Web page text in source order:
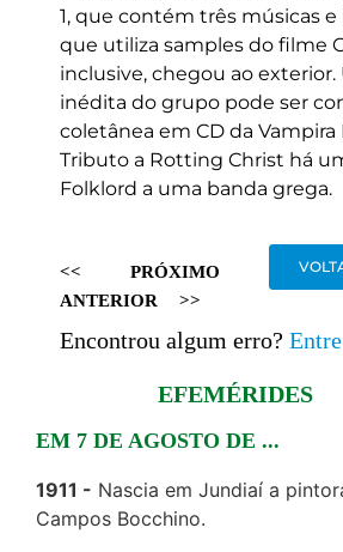
1, que contém três músicas
que utiliza samples do filme
inclusive, chegou ao exterior.
inédita do grupo pode ser
coletânea em CD da Vampira
Tributo a Rotting Christ há
Folklord a uma banda grega.
<<
ANTERIOR
PRÓXIMO
>>
Encontrou algum erro?
EFEMÉRIDES
EM 7 DE AGOSTO DE ...
1911
Nascia em Jundiaí a
Campos Bocchino.